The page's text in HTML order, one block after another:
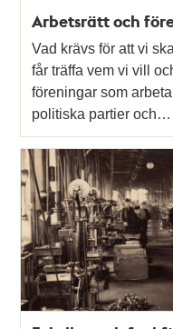
Arbetsrätt och
Vad krävs för att vi
får träffa vem vi vill
föreningar som
politiska partier och…